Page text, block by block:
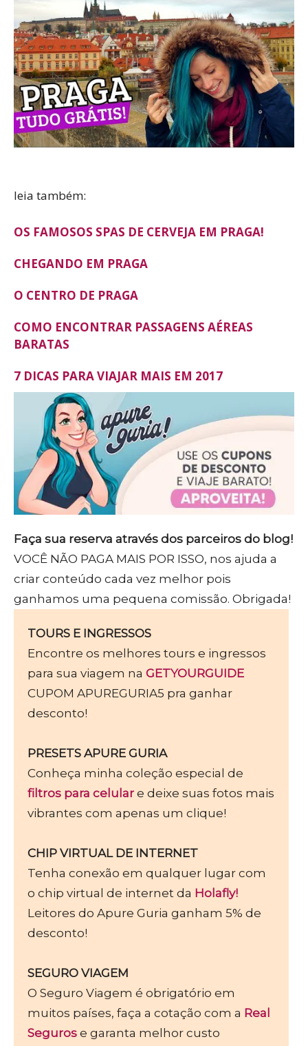
leia também:
OS FAMOSOS SPAS DE CERVEJA EM PRAGA!
CHEGANDO EM PRAGA
O CENTRO DE PRAGA
COMO ENCONTRAR PASSAGENS AÉREAS
BARATAS
7 DICAS PARA VIAJAR MAIS EM 2017
Faça sua reserva através dos parceiros do blog!
VOCÊ NÃO PAGA MAIS POR ISSO, nos ajuda a
criar conteúdo cada vez melhor pois
ganhamos uma pequena comissão. Obrigada!
TOURS E INGRESSOS
Encontre os melhores tours e ingressos
para sua viagem naGETYOURGUIDE
CUPOM APUREGURIA5 pra ganhar
desconto!
PRESETS APURE GURIA
Conheça minha coleção especial de
filtros para celular e deixe suas fotos mais
vibrantes com apenas um clique!
CHIP VIRTUAL DE INTERNET
Tenha conexão em qualquer lugar com
o chip virtual de internet da Holafly!
Leitores do Apure Guria ganham 5% de
desconto!
SEGURO VIAGEM
O Seguro Viagem é obrigatório em
muitos países, faça a cotação com a Real
Seguros e garanta melhor custo